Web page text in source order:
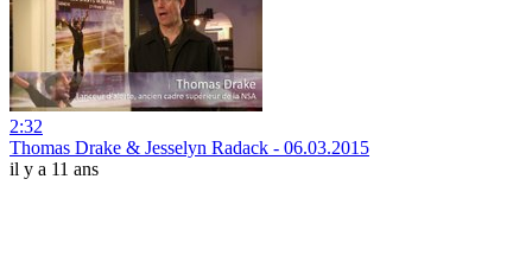
2:32
Thomas Drake & Jesselyn Radack - 06.03.2015
il y a 11 ans